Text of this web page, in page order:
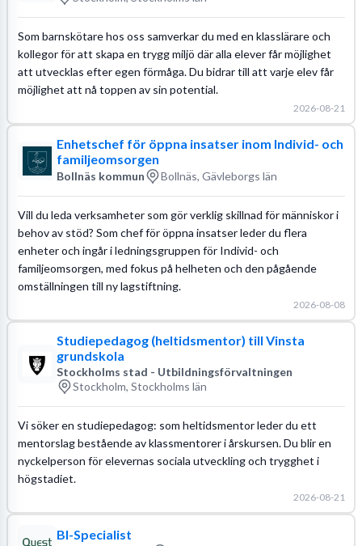
Som barnskötare hos oss samverkar du med en klasslärare och
kollegor för att skapa en trygg miljö där alla elever får möjlighet
att utvecklas efter egen förmåga. Du bidrar till att varje elev får
möjlighet att nå toppen av sin potential.
2026-08-21
Enhetschef för öppna insatser inom Individ- och
familjeomsorgen
Bollnäs kommun Bollnäs, Gävleborgs län
Vill du leda verksamheter som gör verklig skillnad för människor i
behov av stöd? Som chef för öppna insatser leder du flera
enheter och ingår i ledningsgruppen för Individ- och
familjeomsorgen, med fokus på helheten och den pågående
omställningen till ny lagstiftning.
2026-08-08
Studiepedagog (heltidsmentor) till Vinsta
grundskola
Stockholms stad - Utbildningsförvaltningen
Stockholm, Stockholms län
Vi söker en studiepedagog: som heltidsmentor leder du ett
mentorslag bestående av klassmentorer i årskursen. Du blir en
nyckelperson för elevernas sociala utveckling och trygghet i
högstadiet.
2026-08-21
BI-Specialist